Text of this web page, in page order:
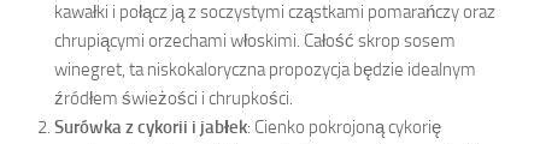
kawałki i połącz ją z soczystymi cząstkami pomarańczy oraz
chrupiącymi orzechami włoskimi. Całość skrop sosem
winegret, ta niskokaloryczna propozycja będzie idealnym
źródłem świeżości i chrupkości.
Surówka z cykorii i jabłek: Cienko pokrojoną cykorię